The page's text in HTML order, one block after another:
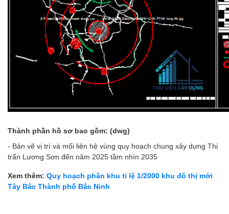
Thành phần hồ sơ bao gồm: (dwg)
- Bản vẽ vị trí và mối liên hệ vùng quy hoạch chung xây dựng Thị
trấn Lương Sơn đến năm 2025 tầm nhìn 2035
Xem thêm: Quy hoạch phân khu tỉ lệ 1/2000 khu đô thị mới
Tây Bắc Thành phố Bắc Ninh